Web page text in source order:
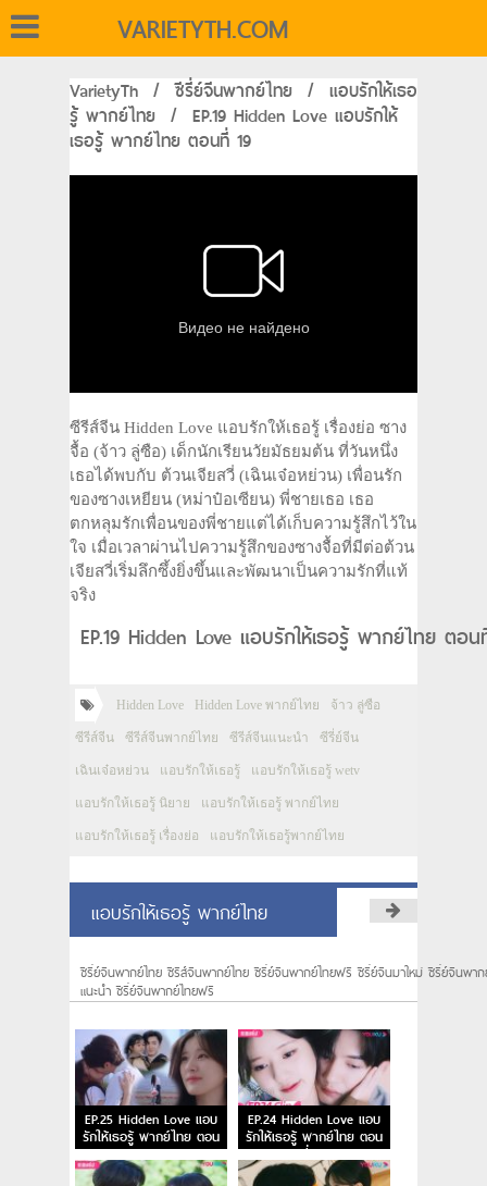
VARIETYTH.COM
VarietyTh / ซีรี่ย์จีนพากย์ไทย / แอบรักให้เธอ
รู้ พากย์ไทย / EP.19 Hidden Love แอบรักให้
เธอรู้ พากย์ไทย ตอนที่ 19
ซีรีส์จีน Hidden Love แอบรักให้เธอรู้ เรื่องย่อ ซาง
จื้อ (จ้าว ลู่ซือ) เด็กนักเรียนวัยมัธยมต้น ที่วันหนึ่ง
เธอได้พบกับ ต้วนเจียสวี่ (เฉินเจ๋อหย่วน) เพื่อนรัก
ของซางเหยียน (หม่าป๋อเซียน) พี่ชายเธอ เธอ
ตกหลุมรักเพื่อนของพี่ชายแต่ได้เก็บความรู้สึกไว้ใน
ใจ เมื่อเวลาผ่านไปความรู้สึกของซางจื้อที่มีต่อต้วน
เจียสวี่เริ่มลึกซึ้งยิ่งขึ้นและพัฒนาเป็นความรักที่แท้
จริง
EP.19 Hidden Love แอบรักให้เธอรู้ พากย์ไทย ตอ
Hidden Love Hidden Love พากย์ไทย จ้าว ลู่ซือ
ซีรีส์จีน ซีรีส์จีนพากย์ไทย ซีรีส์จีนแนะนำ ซีรี่ย์จีน
เฉินเจ๋อหย่วน แอบรักให้เธอรู้ แอบรักให้เธอรู้ wetv
แอบรักให้เธอรู้ นิยาย แอบรักให้เธอรู้ พากย์ไทย
แอบรักให้เธอรู้ เรื่องย่อ แอบรักให้เธอรู้พากย์ไทย
แอบรักให้เธอรู้ พากย์ไทย
ซีรี่ย์จีนพากย์ไทย ซีรีส์จีนพากย์ไทย ซีรี่ย์จีนพากย์ไทยฟรี ซีรี่ย์จีนมาใหม่ ซีรี่ย์จีนพา
แนะนํา ซีรี่ย์จีนพากย์ไทยฟรี
EP.25 Hidden Love แอบ
รักให้เธอรู้ พากย์ไทย ตอน
จบ
EP.24 Hidden Love แอบ
รักให้เธอรู้ พากย์ไทย ตอน
ที่ 24